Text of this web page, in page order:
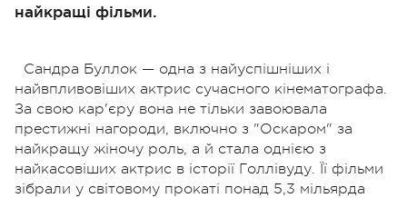
найкращі фільми.
Сандра Буллок — одна з найуспішніших і
найвпливовіших актрис сучасного кінематографа.
За свою кар'єру вона не тільки завоювала
престижні нагороди, включно з "Оскаром" за
найкращу жіночу роль, а й стала однією з
найкасовіших актрис в історії Голлівуду. Її фільми
зібрали у світовому прокаті понад 5,3 мільярда